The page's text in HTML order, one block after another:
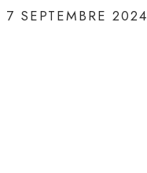
7 SEPTEMBRE 2024